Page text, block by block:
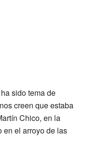
sido tema de
creen que estaba
Chico, en la
en el arroyo de las